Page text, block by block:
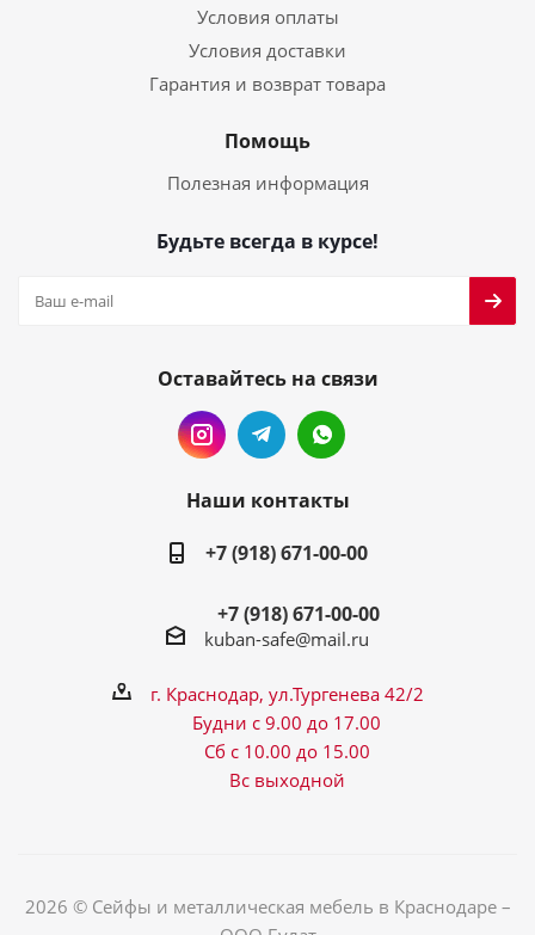
Условия оплаты
Условия доставки
Гарантия и возврат товара
Помощь
Полезная информация
Будьте всегда в курсе!
Оставайтесь на связи
Наши контакты
+7 (918) 671-00-00
+7 (918) 671-00-00
kuban-safe@mail.ru
г. Краснодар, ул.Тургенева 42/2
Будни с 9.00 до 17.00
Сб с 10.00 до 15.00
Вс выходной
2026 © Сейфы и металлическая мебель в Краснодаре –